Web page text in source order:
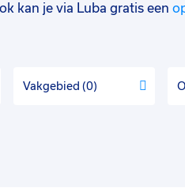
kan je via Luba gratis een
Vakgebied 0